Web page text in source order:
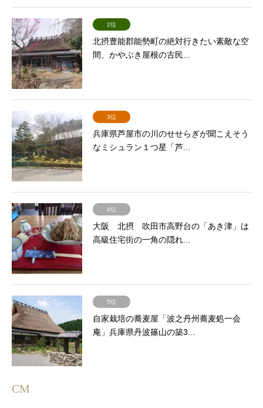
2位
北摂豊能郡能勢町の絶対行きたい素敵な空
間、かやぶき屋根の古民...
3位
兵庫県芦屋市の川のせせらぎが聞こえそう
なミシュラン１つ星「芦...
4位
大阪 北摂 吹田市高野台の「あき津」は
高級住宅街の一角の隠れ...
5位
自家栽培の蕎麦屋「波之丹州蕎麦処一会
庵」兵庫県丹波篠山の築3...
CM